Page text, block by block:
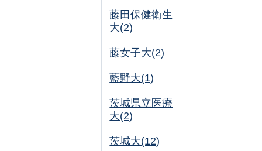
藤田保健衛生
大(2)
藤女子大(2)
藍野大(1)
茨城県立医療
大(2)
茨城大(12)